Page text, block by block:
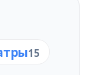
15